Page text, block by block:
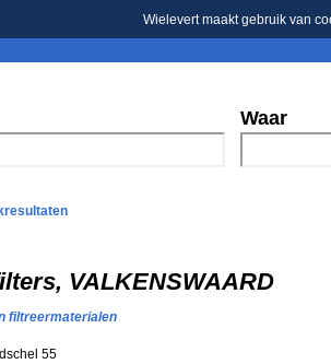
Wielevert maakt gebruik van
Waar
VALKENSWAARD
filtreermaterialen
55